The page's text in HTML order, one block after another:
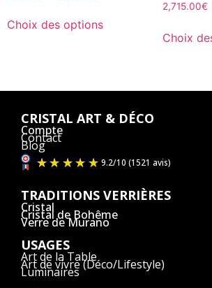
Choix des options
2,715.00€
Choix
CRISTAL ART & DÉCO
Compte
Contact
Blog
TRADITIONS VERRIÈRES
Cristal
Cristal de Bohême
Verre de Murano
USAGES
Art de la Table
Art de vivre (Déco/Lifestyle)
Luminaires